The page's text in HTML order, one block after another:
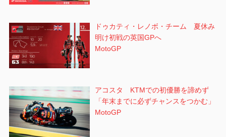
ドゥカティ・レノボ・チーム 夏休み
明け初戦の英国GPへ
MotoGP
アコスタ KTMでの初優勝を諦めず
「年末までに必ずチャンスをつかむ」
MotoGP